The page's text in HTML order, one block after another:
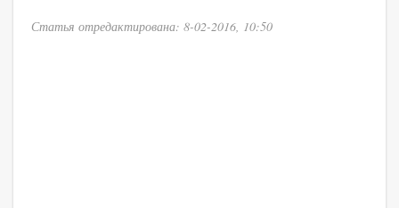
Статья отредактирована: 8-02-2016, 10:50